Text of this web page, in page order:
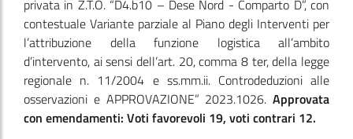
privata in Z.T.O. “D4.b10 – Dese Nord - Comparto D”, con
contestuale Variante parziale al Piano degli Interventi per
l’attribuzione della funzione logistica all’ambito
d’intervento, ai sensi dell’art. 20, comma 8 ter, della legge
regionale n. 11/2004 e ss.mm.ii. Controdeduzioni alle
osservazioni e APPROVAZIONE” 2023.1026. Approvata
con emendamenti: Voti favorevoli 19, voti contrari 12.